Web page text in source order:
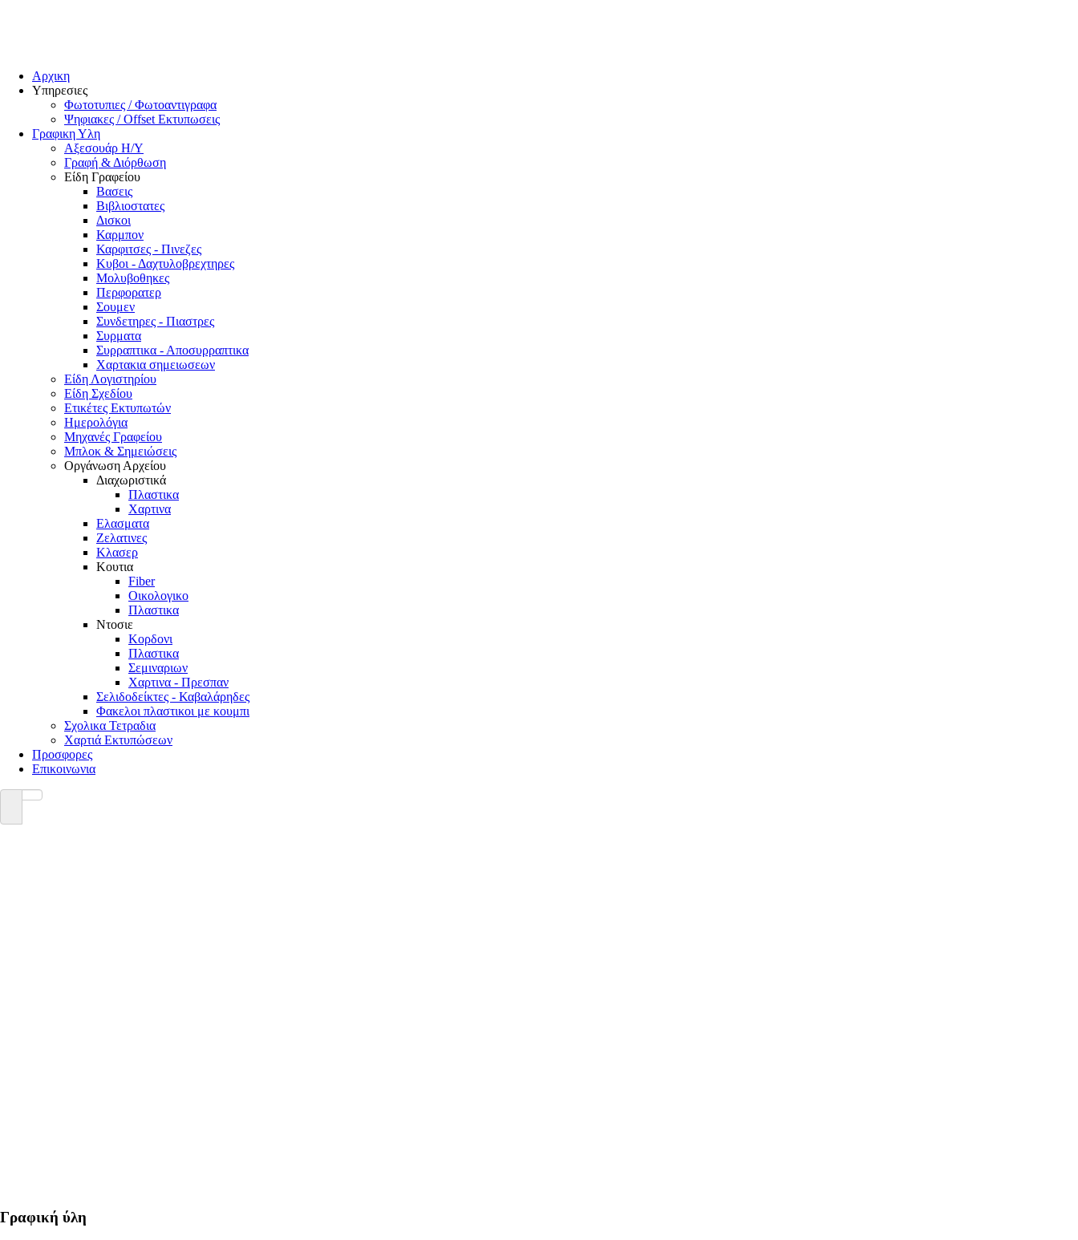
Αρχικη
Υπηρεσιες
Φωτοτυπιες / Φωτοαντιγραφα
Ψηφιακες / Offset Εκτυπωσεις
Γραφικη Υλη
Αξεσουάρ Η/Υ
Γραφή & Διόρθωση
Είδη Γραφείου
Βασεις
Βιβλιοστατες
Δισκοι
Καρμπον
Καρφιτσες - Πινεζες
Κυβοι - Δαχτυλοβρεχτηρες
Μολυβοθηκες
Περφορατερ
Σουμεν
Συνδετηρες - Πιαστρες
Συρματα
Συρραπτικα - Αποσυρραπτικα
Χαρτακια σημειωσεων
Είδη Λογιστηρίου
Είδη Σχεδίου
Ετικέτες Εκτυπωτών
Ημερολόγια
Μηχανές Γραφείου
Μπλοκ & Σημειώσεις
Οργάνωση Αρχείου
Διαχωριστικά
Πλαστικα
Χαρτινα
Ελασματα
Ζελατινες
Κλασερ
Κουτια
Fiber
Οικολογικο
Πλαστικα
Ντοσιε
Κορδονι
Πλαστικα
Σεμιναριων
Χαρτινα - Πρεσπαν
Σελιδοδείκτες - Καβαλάρηδες
Φακελοι πλαστικοι με κουμπι
Σχολικα Τετραδια
Χαρτιά Εκτυπώσεων
Προσφορες
Επικοινωνια
Γραφική ύλη